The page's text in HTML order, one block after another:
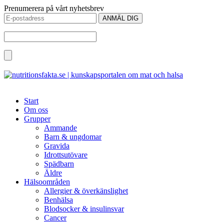
Prenumerera på vårt nyhetsbrev
Start
Om oss
Grupper
Ammande
Barn & ungdomar
Gravida
Idrottsutövare
Spädbarn
Äldre
Hälsoområden
Allergier & överkänslighet
Benhälsa
Blodsocker & insulinsvar
Cancer